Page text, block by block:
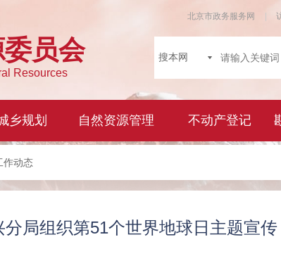
作动态
分局组织第51个世界地球日主题宣传